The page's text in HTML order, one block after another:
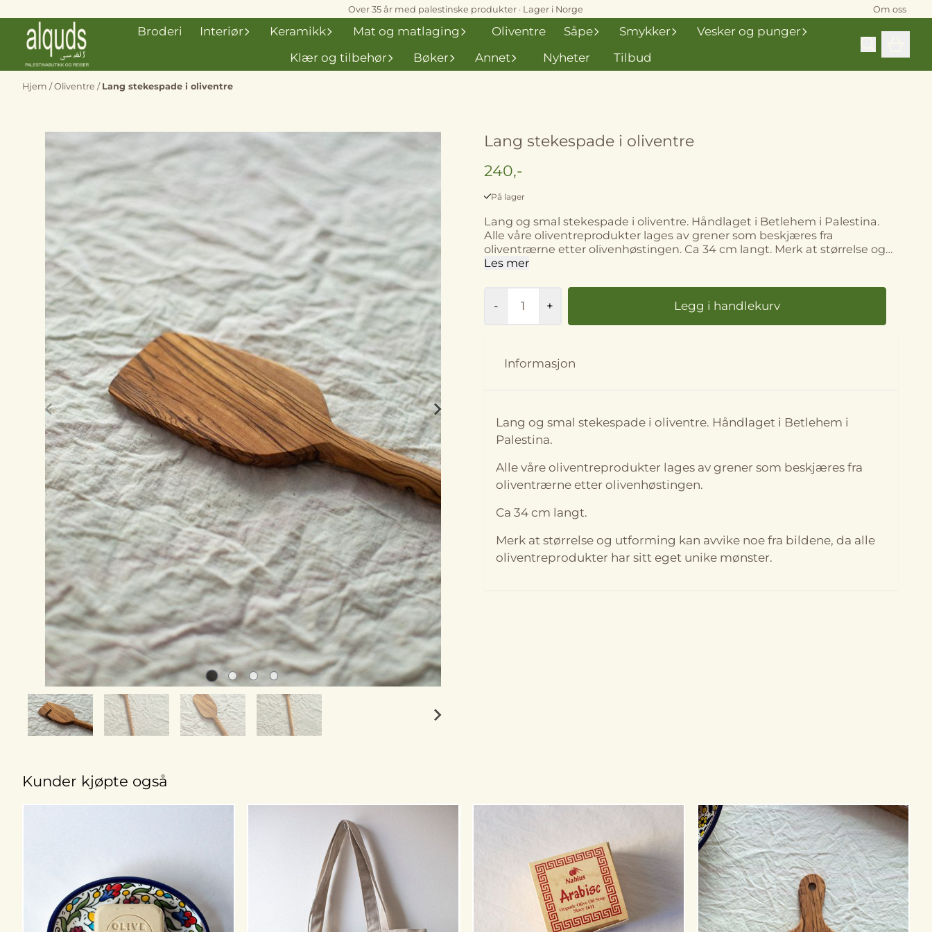
Over 35 år med palestinske produkter · Lager i Norge Om oss
Broderi Interiør Keramikk Mat og matlaging Oliventre Såpe Smykker
Vesker og punger
Klær og tilbehør
Bøker Annet Nyheter Tilbud
Hjem /Oliventre / Lang stekespade i oliventre
Lang stekespade i oliventre
240,-
På lager
Lang og smal stekespade i oliventre. Håndlaget i Betlehem i Palestina.
Alle våre oliventreprodukter lages av grener som beskjæres fra
oliventrærne etter olivenhøstingen. Ca 34 cm langt. Merk at størrelse og
utforming kan avvike noe fra bildene, da alle oliventreprodukter har sitt
Les mer
- +
Informasjon
Lang og smal stekespade i oliventre. Håndlaget i Betlehem i
Palestina.
Alle våre oliventreprodukter lages av grener som beskjæres fra
oliventrærne etter olivenhøstingen.
Ca 34 cm langt.
Merk at størrelse og utforming kan avvike noe fra bildene, da alle
oliventreprodukter har sitt eget unike mønster.
Kunder kjøpte også
På lager På lager På lager På lager